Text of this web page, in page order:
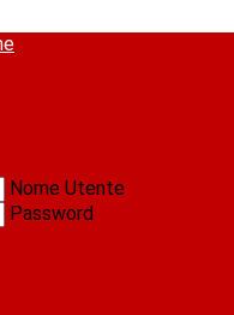
Nome Utente
Password